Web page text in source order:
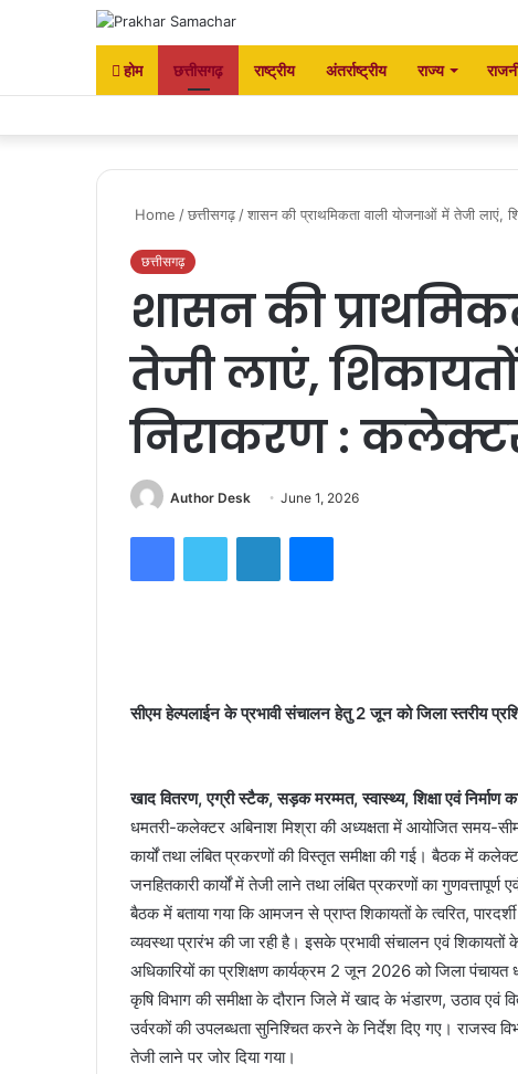
होम छत्तीसगढ़ राष्ट्रीय अंतर्राष्ट्रीय राज्य
Home /छत्तीसगढ़ /शासन की प्राथमिकता वाली योजनाओं में तेजी लाएं,
छत्तीसगढ़
शासन की
तेजी लाएं,
निराकरण :
Author Desk June 1, 2026
FacebookTwitter LinkedInMessenger
सीएम हेल्पलाईन के प्रभावी संचालन हेतु 2 जून को जिला स्तरीय
खाद वितरण, एग्री स्टैक, सड़क मरम्मत, स्वास्थ्य, शिक्षा एवं निर्माण
धमतरी-कलेक्टर अबिनाश मिश्रा की अध्यक्षता में आयोजित समय-
कार्यों तथा लंबित प्रकरणों की विस्तृत समीक्षा की गई। बैठक में
जनहितकारी कार्यों में तेजी लाने तथा लंबित प्रकरणों का
बैठक में बताया गया कि आमजन से प्राप्त शिकायतों के त्वरित,
व्यवस्था प्रारंभ की जा रही है। इसके प्रभावी संचालन एवं
अधिकारियों का प्रशिक्षण कार्यक्रम 2 जून 2026 को जिला पंचायत
कृषि विभाग की समीक्षा के दौरान जिले में खाद के भंडारण, उठाव एवं
उर्वरकों की उपलब्धता सुनिश्चित करने के निर्देश दिए गए। राजस्व
तेजी लाने पर जोर दिया गया।